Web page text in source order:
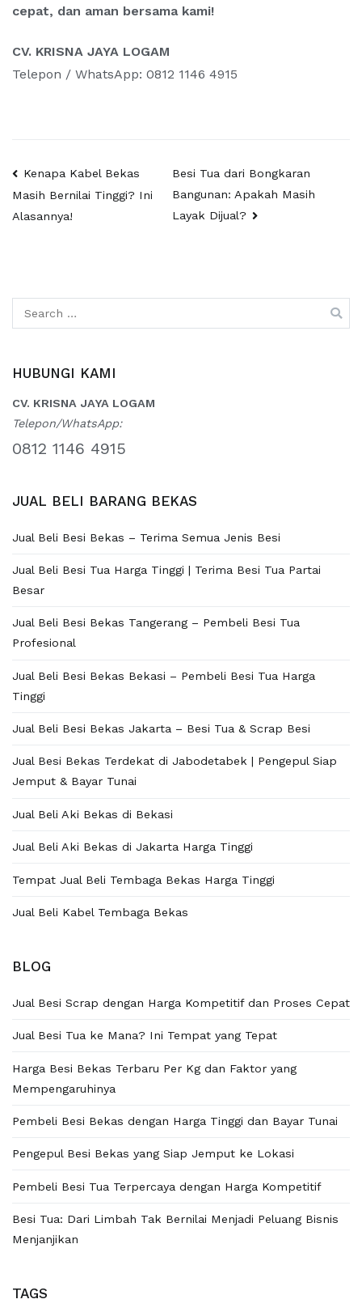
cepat, dan aman bersama kami!
CV. KRISNA JAYA LOGAM
Telepon / WhatsApp: 0812 1146 4915
Post
navigation
Kenapa Kabel Bekas
Masih Bernilai Tinggi? Ini
Alasannya!
Besi Tua dari Bongkaran
Bangunan: Apakah Masih
Layak Dijual?
Search
for:
HUBUNGI KAMI
CV. KRISNA JAYA LOGAM
Telepon/WhatsApp:
0812 1146 4915
JUAL BELI BARANG BEKAS
Jual Beli Besi Bekas – Terima Semua Jenis Besi
Jual Beli Besi Tua Harga Tinggi | Terima Besi Tua Partai
Besar
Jual Beli Besi Bekas Tangerang – Pembeli Besi Tua
Profesional
Jual Beli Besi Bekas Bekasi – Pembeli Besi Tua Harga
Tinggi
Jual Beli Besi Bekas Jakarta – Besi Tua & Scrap Besi
Jual Besi Bekas Terdekat di Jabodetabek | Pengepul Siap
Jemput & Bayar Tunai
Jual Beli Aki Bekas di Bekasi
Jual Beli Aki Bekas di Jakarta Harga Tinggi
Tempat Jual Beli Tembaga Bekas Harga Tinggi
Jual Beli Kabel Tembaga Bekas
BLOG
Jual Besi Scrap dengan Harga Kompetitif dan Proses Cepat
Jual Besi Tua ke Mana? Ini Tempat yang Tepat
Harga Besi Bekas Terbaru Per Kg dan Faktor yang
Mempengaruhinya
Pembeli Besi Bekas dengan Harga Tinggi dan Bayar Tunai
Pengepul Besi Bekas yang Siap Jemput ke Lokasi
Pembeli Besi Tua Terpercaya dengan Harga Kompetitif
Besi Tua: Dari Limbah Tak Bernilai Menjadi Peluang Bisnis
Menjanjikan
TAGS